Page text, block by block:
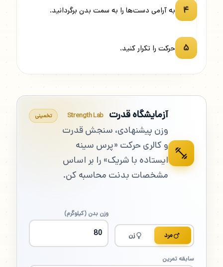
۴ به آرامی دست‌ها را به سمت بدن برگردانید.
۵ حرکت را تکرار کنید.
آزمایشگاه قدرت Strength Lab
وزن پیشنهادی، سنجش قدرت
و کالری حرکت «پرس سینه
ایستاده با شریک» را بر اساس
مشخصات بدنت محاسبه کن.
تخمینی
مرد زن
وزن بدن (کیلوگرم)
سابقه تمرین